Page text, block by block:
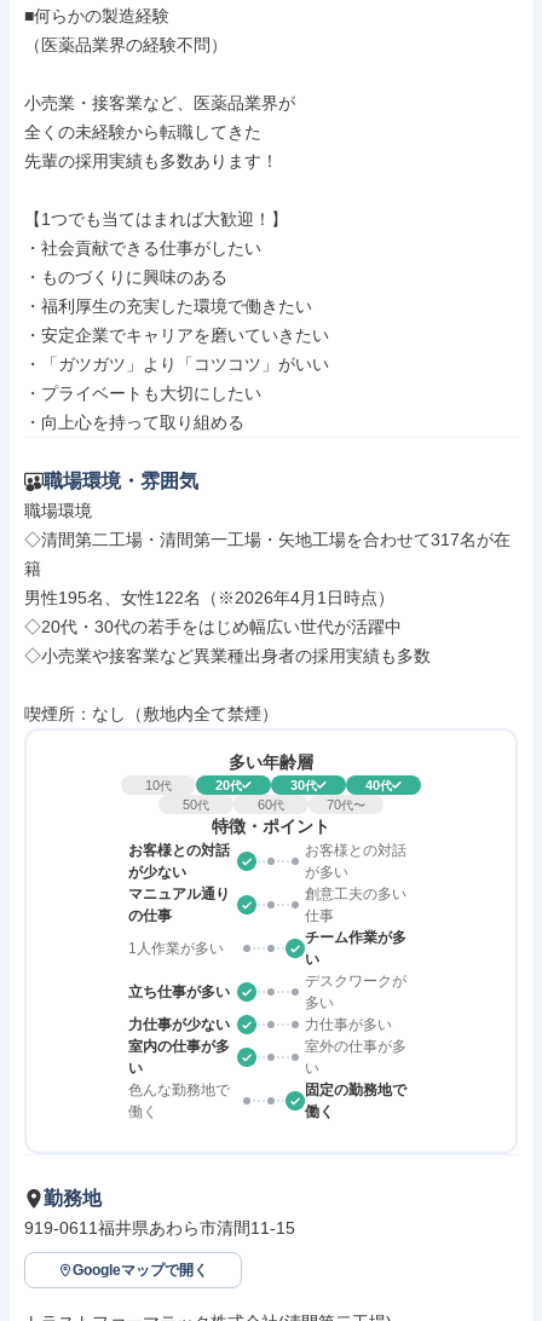
■何らかの製造経験
（医薬品業界の経験不問）
小売業・接客業など、医薬品業界が
全くの未経験から転職してきた
先輩の採用実績も多数あります！
【1つでも当てはまれば大歓迎！】
・社会貢献できる仕事がしたい
・ものづくりに興味のある
・福利厚生の充実した環境で働きたい
・安定企業でキャリアを磨いていきたい
・「ガツガツ」より「コツコツ」がいい
・プライベートも大切にしたい
・向上心を持って取り組める
職場環境・雰囲気
職場環境
◇清間第二工場・清間第一工場・矢地工場を合わせて317名が在
籍
男性195名、女性122名（※2026年4月1日時点）
◇20代・30代の若手をはじめ幅広い世代が活躍中
◇小売業や接客業など異業種出身者の採用実績も多数
喫煙所：なし（敷地内全て禁煙）
多い年齢層
10代 20代 30代 40代
50代 60代 70代〜
特徴・ポイント
お客様との対話
が少ない
お客様との対話
が多い
マニュアル通り
の仕事
創意工夫の多い
仕事
1人作業が多い
チーム作業が多
い
立ち仕事が多い
デスクワークが
多い
力仕事が少ない
力仕事が多い
室内の仕事が多
い
室外の仕事が多
い
色んな勤務地で
働く
固定の勤務地で
働く
勤務地
919-0611福井県あわら市清間11-15
Googleマップで開く